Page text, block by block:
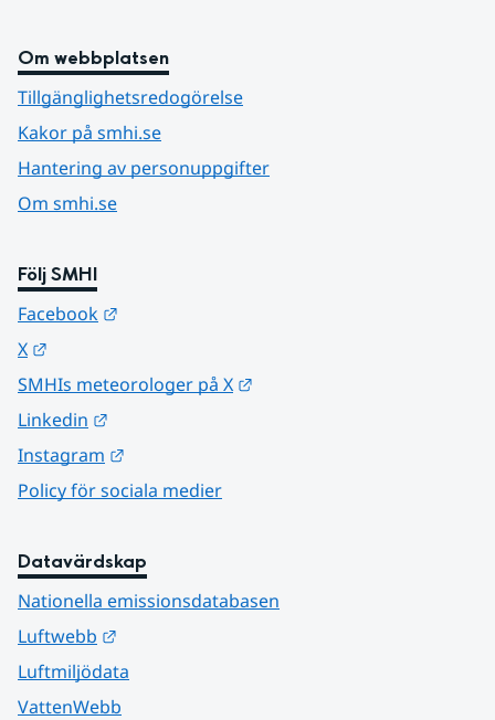
Om webbplatsen
Tillgänglighetsredogörelse
Kakor på smhi.se
Hantering av personuppgifter
Om smhi.se
Följ SMHI
Facebook
X
SMHIs meteorologer på X
Linkedin
Instagram
Policy för sociala medier
Datavärdskap
Nationella emissionsdatabasen
Luftwebb
Luftmiljödata
VattenWebb